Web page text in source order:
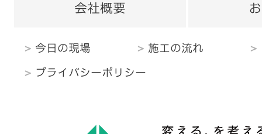
会社概要
今日の現場 施工の流れ
プライバシーポリシー